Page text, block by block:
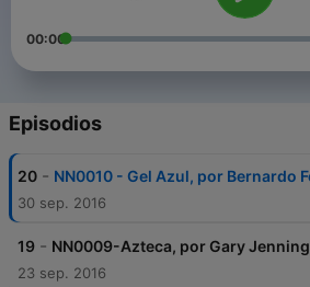
00:00
Episodios
20 - NN0010 - Gel Azul, por Bernardo
30 sep. 2016
19 - NN0009-Azteca, por Gary
23 sep. 2016